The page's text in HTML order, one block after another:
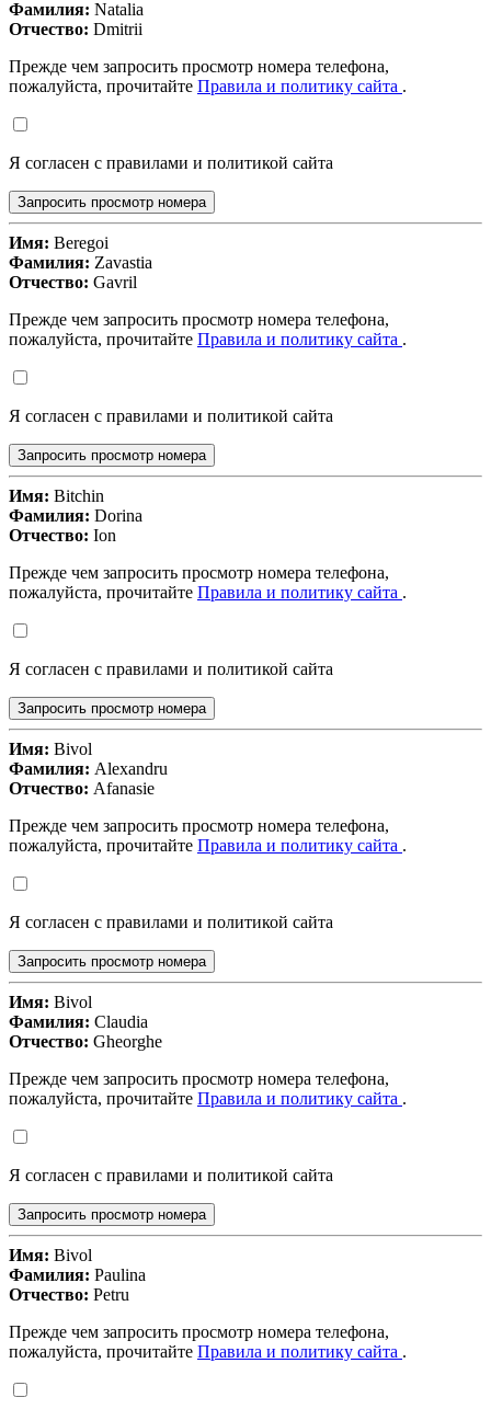
Фамилия: Natalia
Отчество: Dmitrii
Прежде чем запросить просмотр номера телефона,
пожалуйста, прочитайте Правила и политику сайта .
Я согласен с правилами и политикой сайта
Запросить просмотр номера
Имя: Beregoi
Фамилия: Zavastia
Отчество: Gavril
Прежде чем запросить просмотр номера телефона,
пожалуйста, прочитайте Правила и политику сайта .
Я согласен с правилами и политикой сайта
Запросить просмотр номера
Имя: Bitchin
Фамилия: Dorina
Отчество: Ion
Прежде чем запросить просмотр номера телефона,
пожалуйста, прочитайте Правила и политику сайта .
Я согласен с правилами и политикой сайта
Запросить просмотр номера
Имя: Bivol
Фамилия: Alexandru
Отчество: Afanasie
Прежде чем запросить просмотр номера телефона,
пожалуйста, прочитайте Правила и политику сайта .
Я согласен с правилами и политикой сайта
Запросить просмотр номера
Имя: Bivol
Фамилия: Claudia
Отчество: Gheorghe
Прежде чем запросить просмотр номера телефона,
пожалуйста, прочитайте Правила и политику сайта .
Я согласен с правилами и политикой сайта
Запросить просмотр номера
Имя: Bivol
Фамилия: Paulina
Отчество: Petru
Прежде чем запросить просмотр номера телефона,
пожалуйста, прочитайте Правила и политику сайта .